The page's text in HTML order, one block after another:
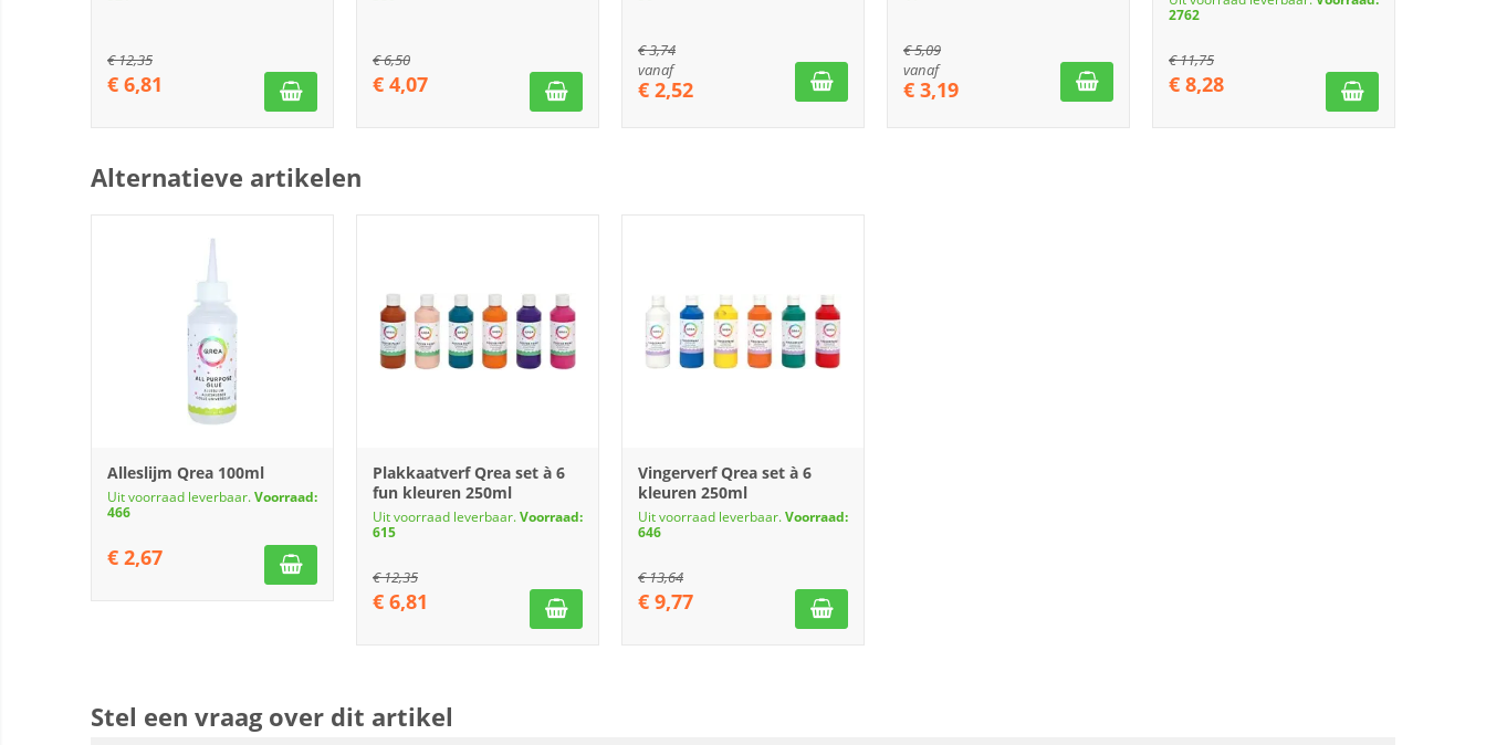
€12,35
€ 6,81
€6,50
€ 4,07
€3,74
vanaf
€ 2,52
€5,09
vanaf
€ 3,19
2762
€11,75
€ 8,28
Alternatieve artikelen
Alleslijm Qrea 100ml
Uit voorraad leverbaar.Voorraad:
466
€ 2,67
Plakkaatverf Qrea set à 6
fun kleuren 250ml
Uit voorraad leverbaar.Voorraad:
615
€12,35
€ 6,81
Vingerverf Qrea set à 6
kleuren 250ml
Uit voorraad leverbaar.Voorraad:
646
€13,64
€ 9,77
Stel een vraag over dit artikel